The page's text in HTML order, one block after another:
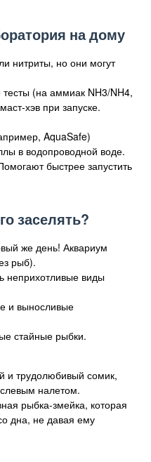
на дому
нитриты, но они могут
(на аммиак NH3/NH4,
хэв при запуске.
AquaSafe)
в водопроводной воде.
быстрее запустить
заселять?
же день! Аквариум
рыб).
виды
и выносливые
стайные рыбки.
и трудолюбивый сомик,
налетом.
рыбка-змейка, которая
дна, не давая ему